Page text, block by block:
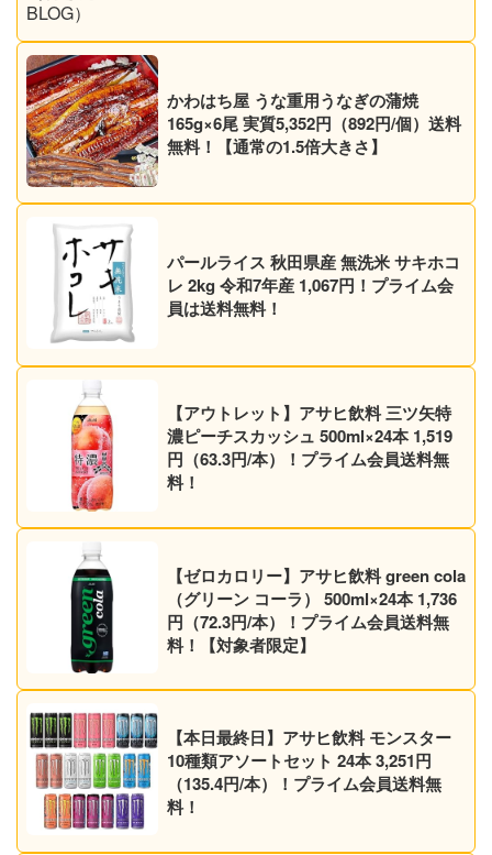
かわはち屋 うな重用うなぎの蒲焼
165g×6尾 実質5,352円（892円/個）送料
無料！【通常の1.5倍大きさ】
パールライス 秋田県産 無洗米 サキホコ
レ 2kg 令和7年産 1,067円！プライム会
員は送料無料！
【アウトレット】アサヒ飲料 三ツ矢特
濃ピーチスカッシュ 500ml×24本 1,519
円（63.3円/本）！プライム会員送料無
料！
【ゼロカロリー】アサヒ飲料 green cola
（グリーン コーラ） 500ml×24本 1,736
円（72.3円/本）！プライム会員送料無
料！【対象者限定】
【本日最終日】アサヒ飲料 モンスター
10種類アソートセット 24本 3,251円
（135.4円/本）！プライム会員送料無
料！